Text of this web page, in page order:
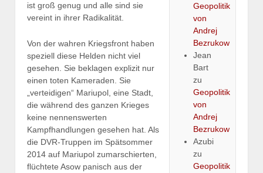
ist groß genug und alle sind sie
vereint in ihrer Radikalität.
Von der wahren Kriegsfront haben
speziell diese Helden nicht viel
gesehen. Sie beklagen explizit nur
einen toten Kameraden. Sie
„verteidigen“ Mariupol, eine Stadt,
die während des ganzen Krieges
keine nennenswerten
Kampfhandlungen gesehen hat. Als
die DVR-Truppen im Spätsommer
2014 auf Mariupol zumarschierten,
flüchtete Asow panisch aus der
Geopolitik
von
Andrej
Bezrukow
Jean
Bart
zu
Geopolitik
von
Andrej
Bezrukow
Azubi
zu
Geopolitik